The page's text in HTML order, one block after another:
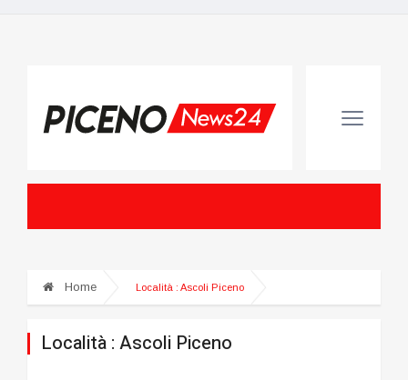
Home Località : Ascoli Piceno
Località : Ascoli Piceno